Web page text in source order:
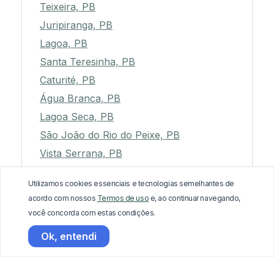
Teixeira, PB
Juripiranga, PB
Lagoa, PB
Santa Teresinha, PB
Caturité, PB
Água Branca, PB
Lagoa Seca, PB
São João do Rio do Peixe, PB
Vista Serrana, PB
São Domingos, PB
Alagoa Grande, PB
Cruz do Espírito Santo, PB
Aparecida, PB
Utilizamos cookies essenciais e tecnologias semelhantes de
acordo com nossos Termos de uso e, ao continuar navegando,
você concorda com estas condições.
Ok, entendi